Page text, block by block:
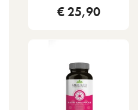
€ 25,90